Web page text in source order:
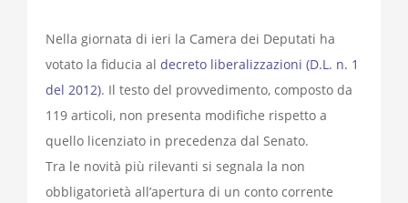
Nella giornata di ieri la Camera dei Deputati ha
votato la fiducia al decreto liberalizzazioni (D.L. n. 1
del 2012). Il testo del provvedimento, composto da
119 articoli, non presenta modifiche rispetto a
quello licenziato in precedenza dal Senato.
Tra le novità più rilevanti si segnala la non
obbligatorietà all’apertura di un conto corrente